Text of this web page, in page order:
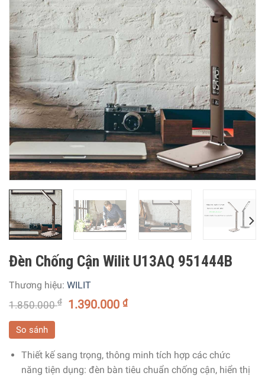
Đèn Chống Cận Wilit U13AQ 951444B
Thương hiệu: WILIT
1.850.000₫ 1.390.000₫
So sánh
Thiết kế sang trọng, thông minh tích hợp các chức
năng tiện dụng: đèn bàn tiêu chuẩn chống cận, hiển thị